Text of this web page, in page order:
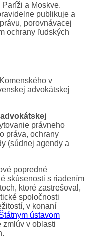
a Moskve.
publikuje a
porovnávacej
ochrany ľudských
v
advokátskej
právneho
práva, ochrany
(súdnej agendy a
popredné
skúsenosti s riadením
ktoré zastrešoval,
spoločnosti
v konaní
ústavom
zmlúv v oblasti